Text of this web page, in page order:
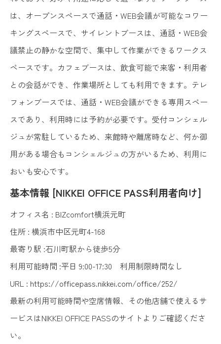
は、オープンスペースで通話・WEB会議が可能なコワー
キングスペースで、サイレントブースは、通話・WEB会
議禁止の静かな空間で、集中して作業ができるワークス
ペースです。カフェブースは、飲食可能で来客・利用者
との会話ができ、作業場所としても利用できます。テレ
フォンブースでは、通話・WEB会議ができる専用スペー
スであり、利用時には予約が必要です。受付コンシェル
ジュが常駐しているため、来館時や離席時など、何か御
用がある場合もコンシェルジュの方がいるため、利用に
おいも安心です。
基本情報 [NIKKEI OFFICE PASS利用者向け]
オフィス名 : BIZcomfort横浜元町
住所 : 横浜市中区元町4-168
最寄り駅 :石川町駅から徒歩5分
利用可能時間 :平日 9:00-17:30 利用制限時間なし
URL : https://officepass.nikkei.com/office/252/
最新の利用可能時間や空席情報、その他店舗で使えるサ
ービスはNIKKEI OFFICE PASSのサイトよりご確認くださ
い。